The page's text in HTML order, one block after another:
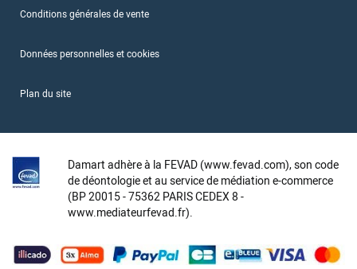
Conditions générales de vente
Données personnelles et cookies
Plan du site
Damart adhère à la FEVAD (www.fevad.com), son code
de déontologie et au service de médiation e-commerce
(BP 20015 - 75362 PARIS CEDEX 8 -
www.mediateurfevad.fr).